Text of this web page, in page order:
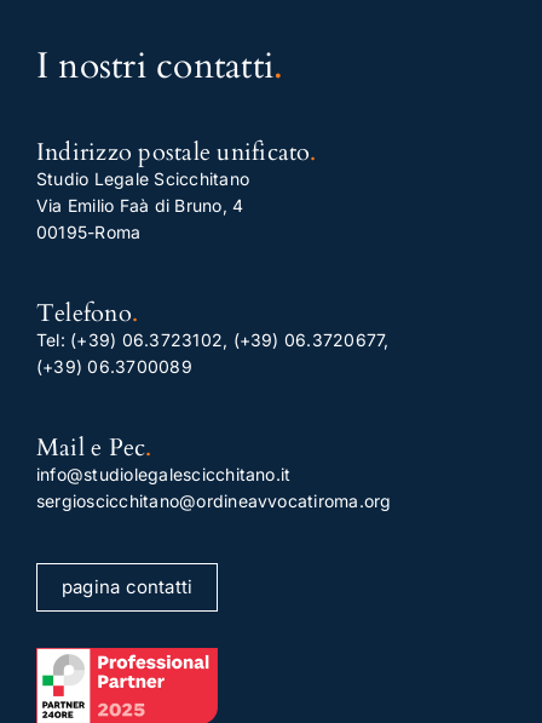
I nostri contatti.
Indirizzo postale unificato.
Studio Legale Scicchitano
Via Emilio Faà di Bruno, 4
00195-Roma
Telefono.
Tel: (+39) 06.3723102, (+39) 06.3720677,
(+39) 06.3700089
Mail e Pec.
info@studiolegalescicchitano.it
sergioscicchitano@ordineavvocatiroma.org
pagina contatti